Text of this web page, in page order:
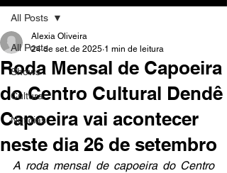
All Posts
Shows
Cultura
Notícias
All Posts
Roda Mensal de Capoeira
do Centro Cultural Dendê
Capoeira vai acontecer
neste dia 26 de setembro
Alexia Oliveira
24 de set. de 2025 1 min de leitura
A roda mensal de capoeira do Centro